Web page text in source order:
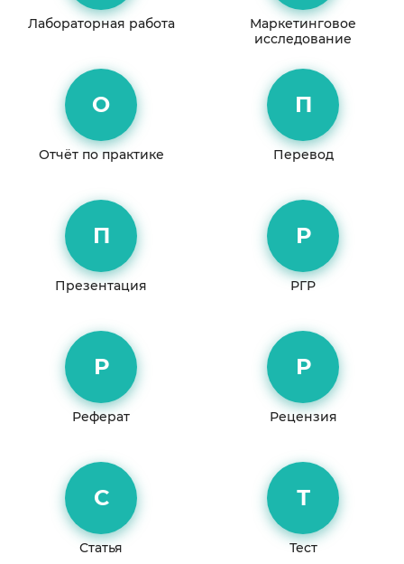
Лабораторная работа
Маркетинговое
исследование
О
Отчёт по практике
П
Перевод
П
Презентация
Р
РГР
Р
Реферат
Р
Рецензия
С
Статья
Т
Тест